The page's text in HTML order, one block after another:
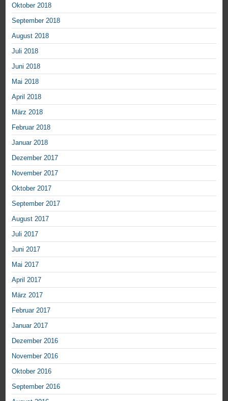
Oktober 2018
September 2018
August 2018
Juli 2018
Juni 2018
Mai 2018
April 2018
März 2018
Februar 2018
Januar 2018
Dezember 2017
November 2017
Oktober 2017
September 2017
August 2017
Juli 2017
Juni 2017
Mai 2017
April 2017
März 2017
Februar 2017
Januar 2017
Dezember 2016
November 2016
Oktober 2016
September 2016